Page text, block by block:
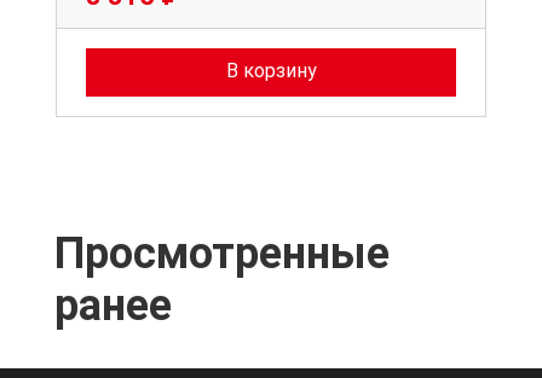
В корзину
Просмотренные
ранее